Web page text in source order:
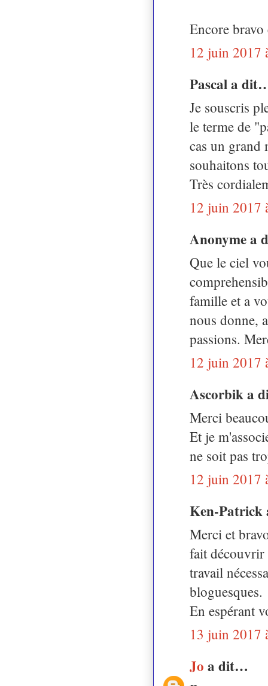
Encore bravo
12 juin 2017
Pascal a
Je souscris
le terme de
cas un grand
souhaitons
Très
12 juin 2017
Anonyme a
Que le ciel
famille et a
nous donne,
passions.
12 juin 2017
Ascorbik a
Merci
Et je
ne soit pas
12 juin 2017
Ken-
Merci et
fait découvrir
travail
bloguesques.
En espérant
13 juin 2017
Jo a dit…